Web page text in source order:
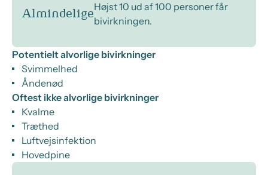
Almindelige
Højst 10 ud af 100 personer får
bivirkningen.
Potentielt alvorlige bivirkninger
Svimmelhed
Åndenød
Oftest ikke alvorlige bivirkninger
Kvalme
Træthed
Luftvejsinfektion
Hovedpine